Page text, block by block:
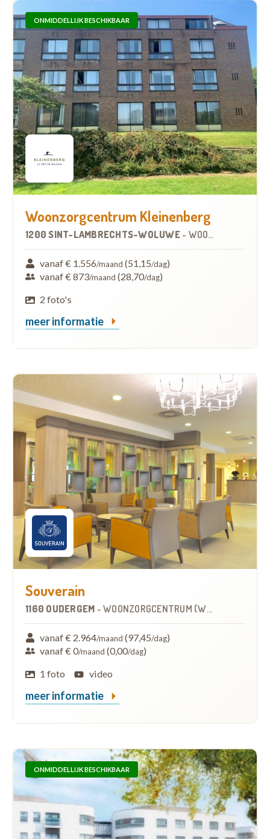
ONMIDDELLIJK BESCHIKBAAR
Woonzorgcentrum Kleinenberg
1200 SINT-LAMBRECHTS-WOLUWE - WOONZORGCENTRUM (WZC)
vanaf € 1.556/maand (51,15/dag)
vanaf € 873/maand (28,70/dag)
2 foto's
meer informatie
Souverain
1160 OUDERGEM - WOONZORGCENTRUM (WZC)
vanaf € 2.964/maand (97,45/dag)
vanaf € 0/maand (0,00/dag)
1 foto
video
meer informatie
ONMIDDELLIJK BESCHIKBAAR